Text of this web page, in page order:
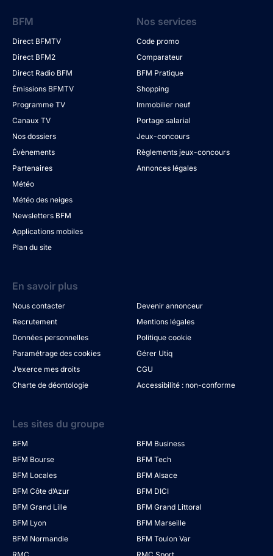
BFM
Direct BFMTV
Direct BFM2
Direct Radio BFM
Émissions BFMTV
Programme TV
Canaux TV
Nos dossiers
Évènements
Partenaires
Météo
Météo des neiges
Newsletters BFM
Applications mobiles
Plan du site
Nos services
Code promo
Comparateur
BFM Pratique
Shopping
Immobilier neuf
Portage salarial
Jeux-concours
Règlements jeux-concours
Annonces légales
En savoir plus
Nous contacter
Devenir annonceur
Recrutement
Mentions légales
Données personnelles
Politique cookie
Paramétrage des cookies
Gérer Utiq
J’exerce mes droits
CGU
Charte de déontologie
Accessibilité : non-conforme
Les sites du groupe
BFM
BFM Business
BFM Bourse
BFM Tech
BFM Locales
BFM Alsace
BFM Côte d’Azur
BFM DICI
BFM Grand Lille
BFM Grand Littoral
BFM Lyon
BFM Marseille
BFM Normandie
BFM Toulon Var